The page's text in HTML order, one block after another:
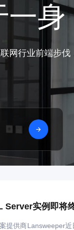
一身
网行业前端步
Server实例即将
提供商Lansweeper